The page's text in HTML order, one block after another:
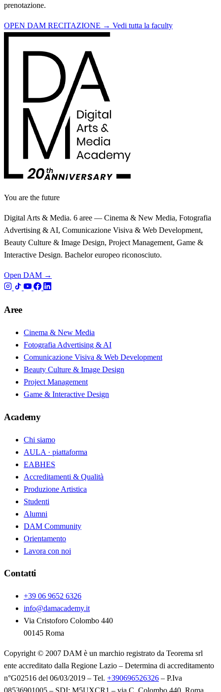
prenotazione.
OPEN DAM RECITAZIONE → Vedi tutta la faculty
You are the future
Digital Arts & Media. 6 aree — Cinema & New Media, Fotografia
Advertising & AI, Comunicazione Visiva & Web Development,
Beauty Culture & Image Design, Project Management, Game &
Interactive Design. Bachelor europeo riconosciuto.
Open DAM →
Aree
Cinema & New Media
Fotografia Advertising & AI
Comunicazione Visiva & Web Development
Beauty Culture & Image Design
Project Management
Game & Interactive Design
Academy
Chi siamo
AULA · piattaforma
EABHES
Accreditamenti & Qualità
Produzione Artistica
Studenti
Alumni
DAM Community
Orientamento
Lavora con noi
Contatti
+39 06 9652 6326
info@damacademy.it
Via Cristoforo Colombo 440
00145 Roma
Copyright © 2007 DAM è un marchio registrato da Teorema srl
ente accreditato dalla Regione Lazio – Determina di accreditamento
n°G02516 del 06/03/2019 – Tel. +390696526326 – P.Iva
08536901005 – SDI: M5UXCR1 – via C. Colombo 440, Roma